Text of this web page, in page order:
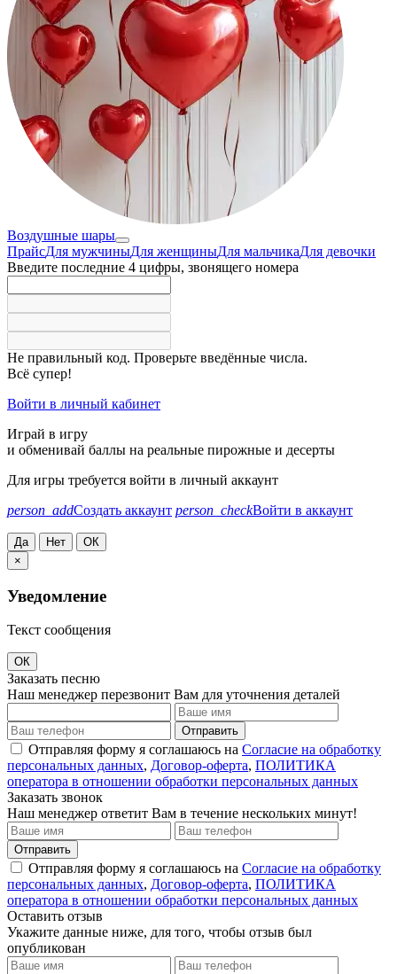
Воздушные шары
ПрайсДля мужчиныДля женщиныДля мальчикаДля девочки
Введите последние 4 цифры, звонящего номера
Не правильный код. Проверьте введённые числа.
Всё супер!
Войти в личный кабинет
Играй в игру
и обменивай баллы на реальные пирожные и десерты
Для игры требуется войти в личный аккаунт
person_addСоздать аккаунт person_checkВойти в аккаунт
Да Нет
ОК
×
Уведомление
Текст сообщения
ОК
Заказать песню
Наш менеджер перезвонит Вам для уточнения деталей
Отправить
Отправляя форму я соглашаюсь на Согласие на обработку
персональных данных, Договор-оферта, ПОЛИТИКА
оператора в отношении обработки персональных данных
Заказать звонок
Наш менеджер ответит Вам в течение нескольких минут!
Отправить
Отправляя форму я соглашаюсь на Согласие на обработку
персональных данных, Договор-оферта, ПОЛИТИКА
оператора в отношении обработки персональных данных
Оставить отзыв
Укажите данные ниже, для того, чтобы отзыв был
опубликован